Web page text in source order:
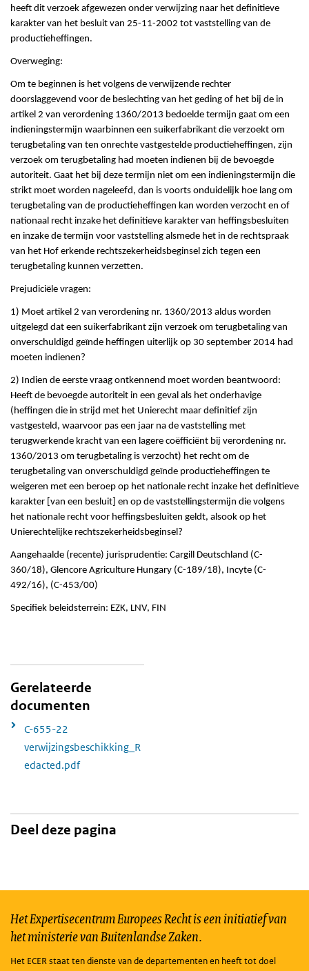
heeft dit verzoek afgewezen onder verwijzing naar het definitieve
karakter van het besluit van 25-11-2002 tot vaststelling van de
productieheffingen.
Overweging:
Om te beginnen is het volgens de verwijzende rechter
doorslaggevend voor de beslechting van het geding of het bij de in
artikel 2 van verordening 1360/2013 bedoelde termijn gaat om een
indieningstermijn waarbinnen een suikerfabrikant die verzoekt om
terugbetaling van ten onrechte vastgestelde productieheffingen, zijn
verzoek om terugbetaling had moeten indienen bij de bevoegde
autoriteit. Gaat het bij deze termijn niet om een indieningstermijn die
strikt moet worden nageleefd, dan is voorts onduidelijk hoe lang om
terugbetaling van de productieheffingen kan worden verzocht en of
nationaal recht inzake het definitieve karakter van heffingsbesluiten
en inzake de termijn voor vaststelling alsmede het in de rechtspraak
van het Hof erkende rechtszekerheidsbeginsel zich tegen een
terugbetaling kunnen verzetten.
Prejudiciële vragen:
1) Moet artikel 2 van verordening nr. 1360/2013 aldus worden
uitgelegd dat een suikerfabrikant zijn verzoek om terugbetaling van
onverschuldigd geïnde heffingen uiterlijk op 30 september 2014 had
moeten indienen?
2) Indien de eerste vraag ontkennend moet worden beantwoord:
Heeft de bevoegde autoriteit in een geval als het onderhavige
(heffingen die in strijd met het Unierecht maar definitief zijn
vastgesteld, waarvoor pas een jaar na de vaststelling met
terugwerkende kracht van een lagere coëfficiënt bij verordening nr.
1360/2013 om terugbetaling is verzocht) het recht om de
terugbetaling van onverschuldigd geïnde productieheffingen te
weigeren met een beroep op het nationale recht inzake het definitieve
karakter [van een besluit] en op de vaststellingstermijn die volgens
het nationale recht voor heffingsbesluiten geldt, alsook op het
Unierechtelijke rechtszekerheidsbeginsel?
Aangehaalde (recente) jurisprudentie: Cargill Deutschland (C-
360/18), Glencore Agriculture Hungary (C-189/18), Incyte (C-
492/16), (C-453/00)
Specifiek beleidsterrein: EZK, LNV, FIN
Gerelateerde
documenten
C-655-22
verwijzingsbeschikking_R
edacted.pdf
Deel deze pagina
Het Expertisecentrum Europees Recht is een initiatief van
het ministerie van Buitenlandse Zaken.
Het ECER staat ten dienste van de departementen en heeft tot doel